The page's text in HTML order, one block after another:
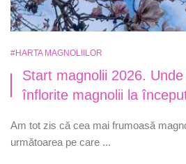
#HARTA MAGNOLIILOR
Start magnolii 2026.
înflorite magnolii la
Am tot zis că cea mai frumoasă
următoarea pe care ...